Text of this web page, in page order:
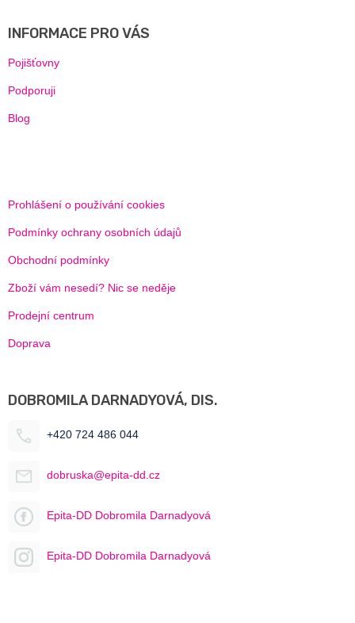
INFORMACE PRO VÁS
Pojišťovny
Podporuji
Blog
Prohlášení o používání cookies
Podmínky ochrany osobních údajů
Obchodní podmínky
Zboží vám nesedí? Nic se neděje
Prodejní centrum
Doprava
DOBROMILA DARNADYOVÁ, DIS.
+420 724 486 044
dobruska@epita-dd.cz
Epita-DD Dobromila Darnadyová
Epita-DD Dobromila Darnadyová